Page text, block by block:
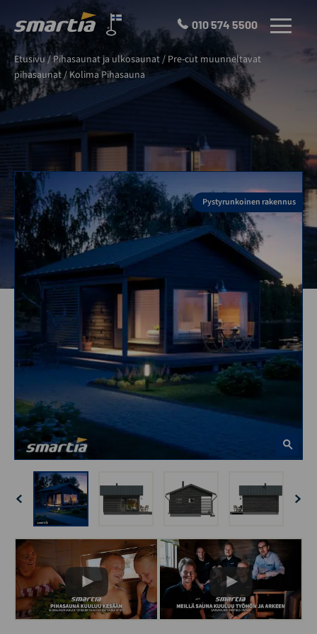
to
content
Smartia
Oy
010 574 5500 VALIKKO
Etusivu/Pihasaunat ja ulkosaunat/ Pre-cut muunneltavat
pihasaunat/ Kolima Pihasauna
Pystyrunkoinen rakennus